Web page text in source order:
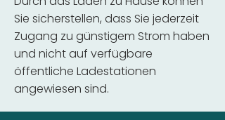
Sie sicherstellen, dass Sie jederzeit
Zugang zu günstigem Strom haben
und nicht auf verfügbare
öffentliche Ladestationen
angewiesen sind.